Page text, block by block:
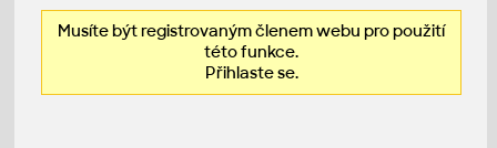
Musíte být registrovaným členem webu pro použití
této funkce.
Přihlaste se.